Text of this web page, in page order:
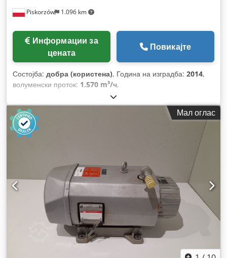
Piskorzów 1.096 km
цената
Повикајте
Состојба: добра (користена), Година на изградба: 2014,
волуменски проток: 1.570 m³/ч,
Мал оглас